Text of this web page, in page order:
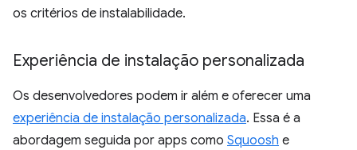
os critérios de instalabilidade.
Experiência de instalação personalizada
Os desenvolvedores podem ir além e oferecer uma
experiência de instalação personalizada. Essa é a
abordagem seguida por apps como Squoosh e